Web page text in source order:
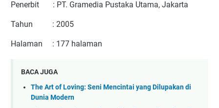
Penerbit : PT. Gramedia Pustaka Utama, Jakarta
Tahun : 2005
Halaman : 177 halaman
BACA JUGA
The Art of Loving: Seni Mencintai yang Dilupakan di
Dunia Modern